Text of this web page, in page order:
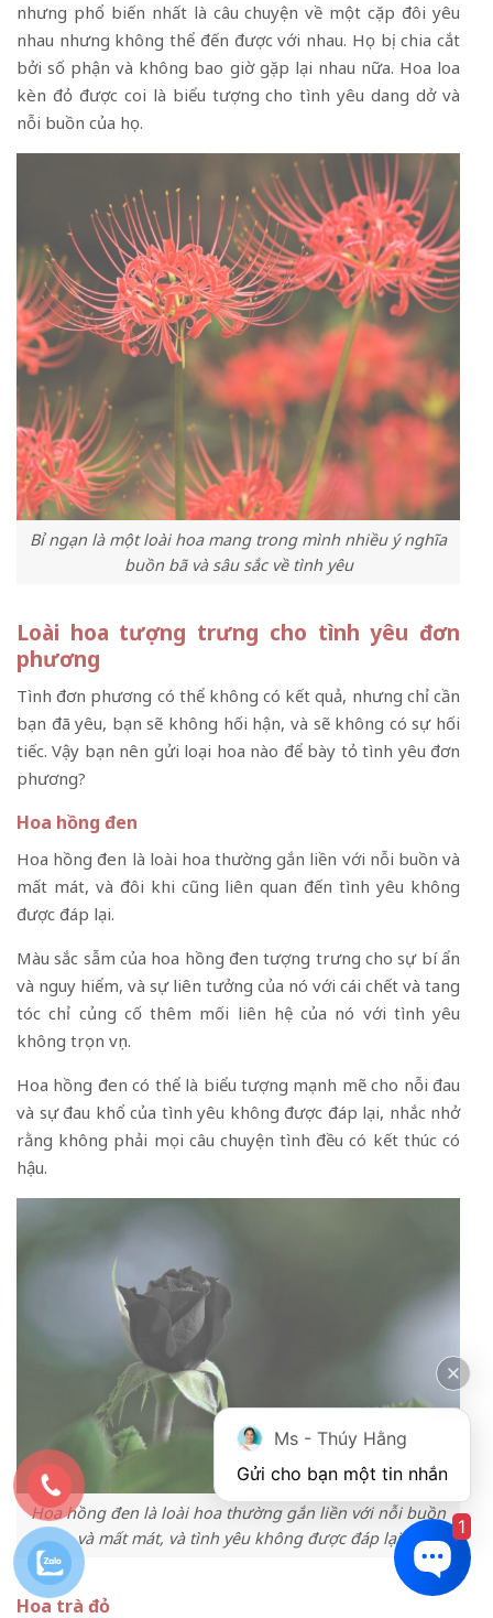
nhưng phổ biến nhất là câu chuyện về một cặp đôi yêu
nhau nhưng không thể đến được với nhau. Họ bị chia cắt
bởi số phận và không bao giờ gặp lại nhau nữa. Hoa loa
kèn đỏ được coi là biểu tượng cho tình yêu dang dở và
nỗi buồn của họ.
Bỉ ngạn là một loài hoa mang trong mình nhiều ý nghĩa
buồn bã và sâu sắc về tình yêu
Loài hoa tượng trưng cho tình yêu đơn
phương
Tình đơn phương có thể không có kết quả, nhưng chỉ cần
bạn đã yêu, bạn sẽ không hối hận, và sẽ không có sự hối
tiếc. Vậy bạn nên gửi loại hoa nào để bày tỏ tình yêu đơn
phương?
Hoa hồng đen
Hoa hồng đen là loài hoa thường gắn liền với nỗi buồn và
mất mát, và đôi khi cũng liên quan đến tình yêu không
được đáp lại.
Màu sắc sẫm của hoa hồng đen tượng trưng cho sự bí ẩn
và nguy hiểm, và sự liên tưởng của nó với cái chết và tang
tóc chỉ củng cố thêm mối liên hệ của nó với tình yêu
không trọn vẹn.
Hoa hồng đen có thể là biểu tượng mạnh mẽ cho nỗi đau
và sự đau khổ của tình yêu không được đáp lại, nhắc nhở
rằng không phải mọi câu chuyện tình đều có kết thúc có
hậu.
Hoa hồng đen là loài hoa thường gắn liền với nỗi buồn
và mất mát, và tình yêu không được đáp lại
Hoa trà đỏ
Ms - Thúy Hằng
Gửi cho bạn một tin nhắn
1